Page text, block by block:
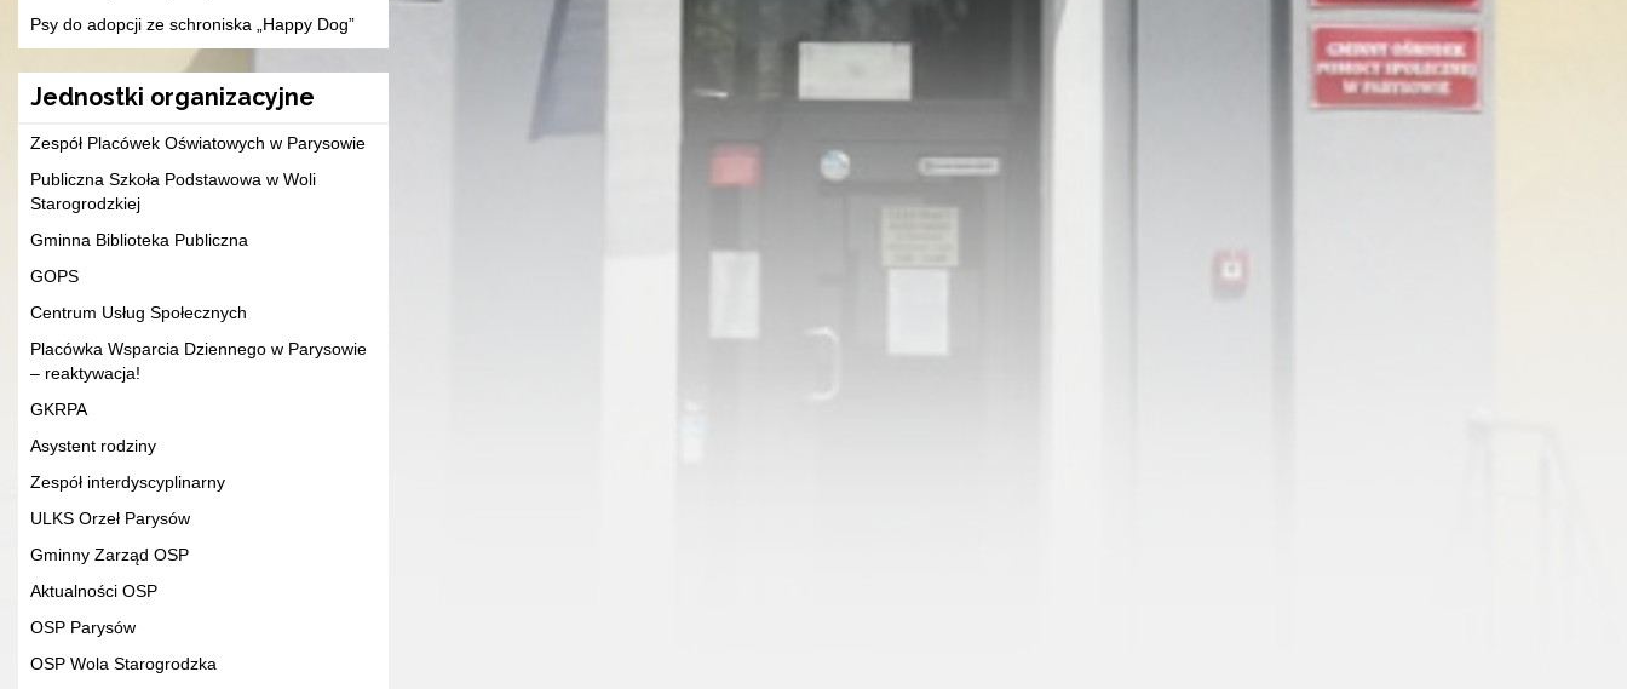
Psy do adopcji ze schroniska „Happy Dog”
Jednostki organizacyjne
Zespół Placówek Oświatowych w Parysowie
Publiczna Szkoła Podstawowa w Woli
Starogrodzkiej
Gminna Biblioteka Publiczna
GOPS
Centrum Usług Społecznych
Placówka Wsparcia Dziennego w Parysowie
– reaktywacja!
GKRPA
Asystent rodziny
Zespół interdyscyplinarny
ULKS Orzeł Parysów
Gminny Zarząd OSP
Aktualności OSP
OSP Parysów
OSP Wola Starogrodzka